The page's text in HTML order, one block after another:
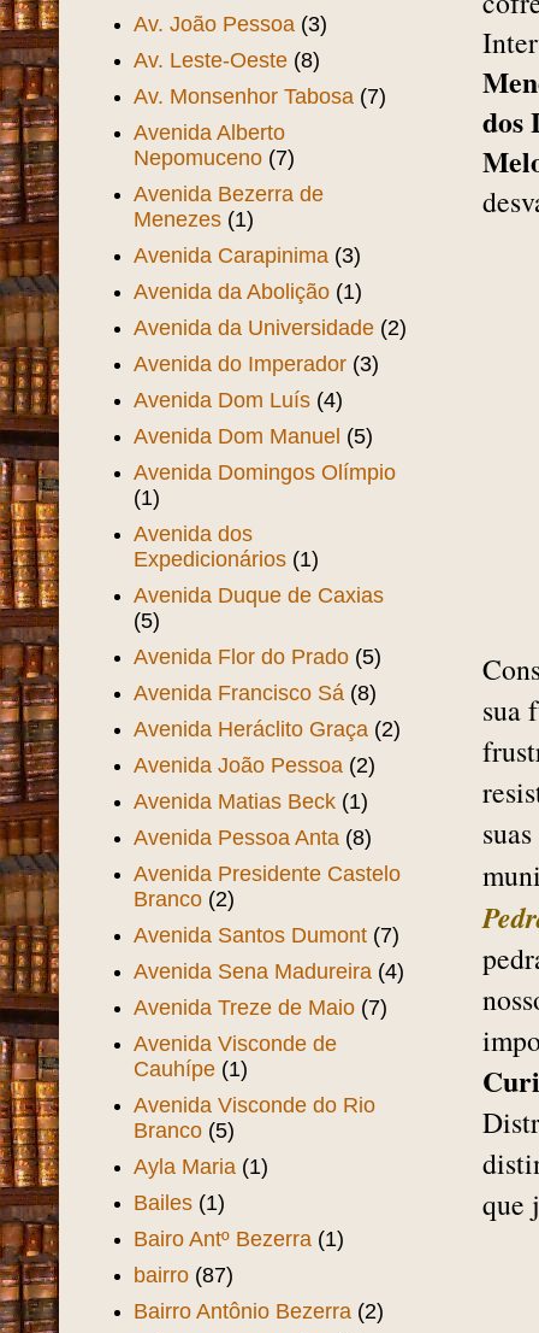
dos
sua
que
Av. João Pessoa (3)
Av. Leste-Oeste (8)
Av. Monsenhor Tabosa (7)
Avenida Alberto
Nepomuceno (7)
Avenida Bezerra de
Menezes (1)
Avenida Carapinima (3)
Avenida da Abolição (1)
Avenida da Universidade (2)
Avenida do Imperador (3)
Avenida Dom Luís (4)
Avenida Dom Manuel (5)
Avenida Domingos Olímpio
(1)
Avenida dos
Expedicionários (1)
Avenida Duque de Caxias
(5)
Avenida Flor do Prado (5)
Avenida Francisco Sá (8)
Avenida Heráclito Graça (2)
Avenida João Pessoa (2)
Avenida Matias Beck (1)
Avenida Pessoa Anta (8)
Avenida Presidente Castelo
Branco (2)
Avenida Santos Dumont (7)
Avenida Sena Madureira (4)
Avenida Treze de Maio (7)
Avenida Visconde de
Cauhípe (1)
Avenida Visconde do Rio
Branco (5)
Ayla Maria (1)
Bailes (1)
Bairo Antº Bezerra (1)
bairro (87)
Bairro Antônio Bezerra (2)